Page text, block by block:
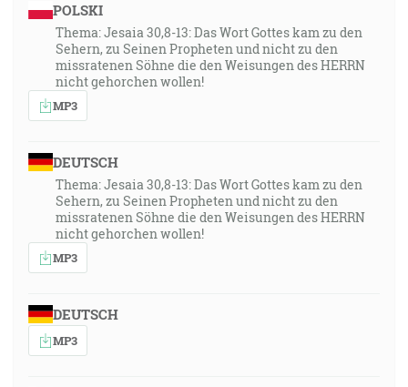
POLSKI
Thema: Jesaia 30,8-13: Das Wort Gottes kam zu den
Sehern, zu Seinen Propheten und nicht zu den
missratenen Söhne die den Weisungen des HERRN
nicht gehorchen wollen!
MP3
DEUTSCH
Thema: Jesaia 30,8-13: Das Wort Gottes kam zu den
Sehern, zu Seinen Propheten und nicht zu den
missratenen Söhne die den Weisungen des HERRN
nicht gehorchen wollen!
MP3
DEUTSCH
MP3